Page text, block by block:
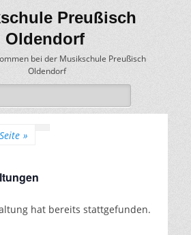
Preußisch
Oldendorf
bei der Musikschule Preußisch
Oldendorf
Seite »
hat bereits stattgefunden.